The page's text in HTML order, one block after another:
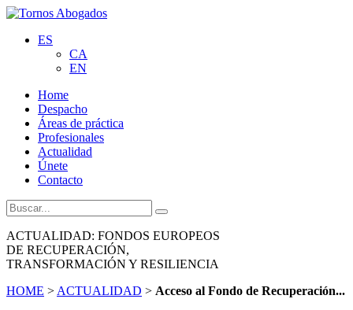
ES
CA
EN
Home
Despacho
Áreas de práctica
Profesionales
Actualidad
Únete
Contacto
ACTUALIDAD: FONDOS EUROPEOS
DE RECUPERACIÓN,
TRANSFORMACIÓN Y RESILIENCIA
HOME > ACTUALIDAD > Acceso al Fondo de Recuperación...